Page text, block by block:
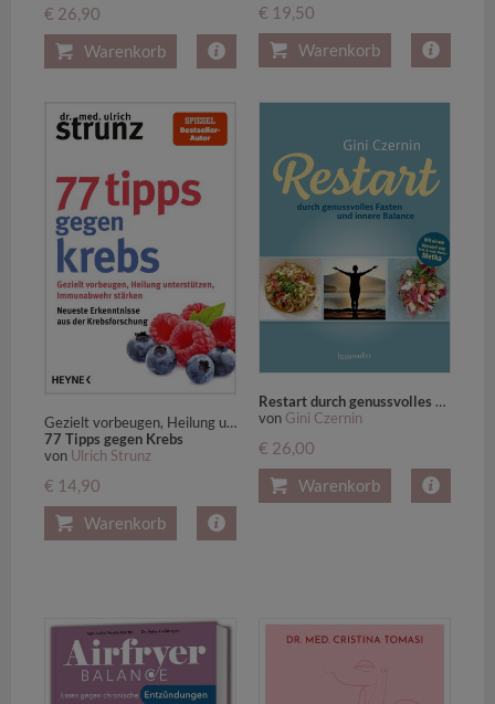
€ 26,90
Warenkorb
€ 19,50
Warenkorb
Gezielt vorbeugen, Heilung unterstützen, Immunabwehr stärken - Neueste Erkenntnisse aus der Krebsforschung - SPIEGEL-Bestseller-Autor
77 Tipps gegen Krebs
von Ulrich Strunz
€ 14,90
Warenkorb
Restart durch genussvolles Fasten und innere Balance
von Gini Czernin
€ 26,00
Warenkorb